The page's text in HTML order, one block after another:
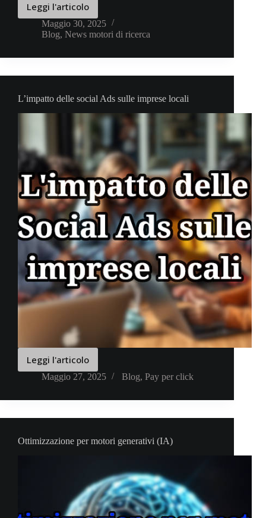
Leggi l'articolo
Strategie
SEO
per
immobiliari
Maggio 30, 2025
Blog, News motori di ricerca
L’impatto delle social Ads sulle imprese locali
Leggi l'articolo
L’impatto
delle
Ads
locali
Maggio 27, 2025 Blog, Pay per click
Ottimizzazione per motori generativi (IA)